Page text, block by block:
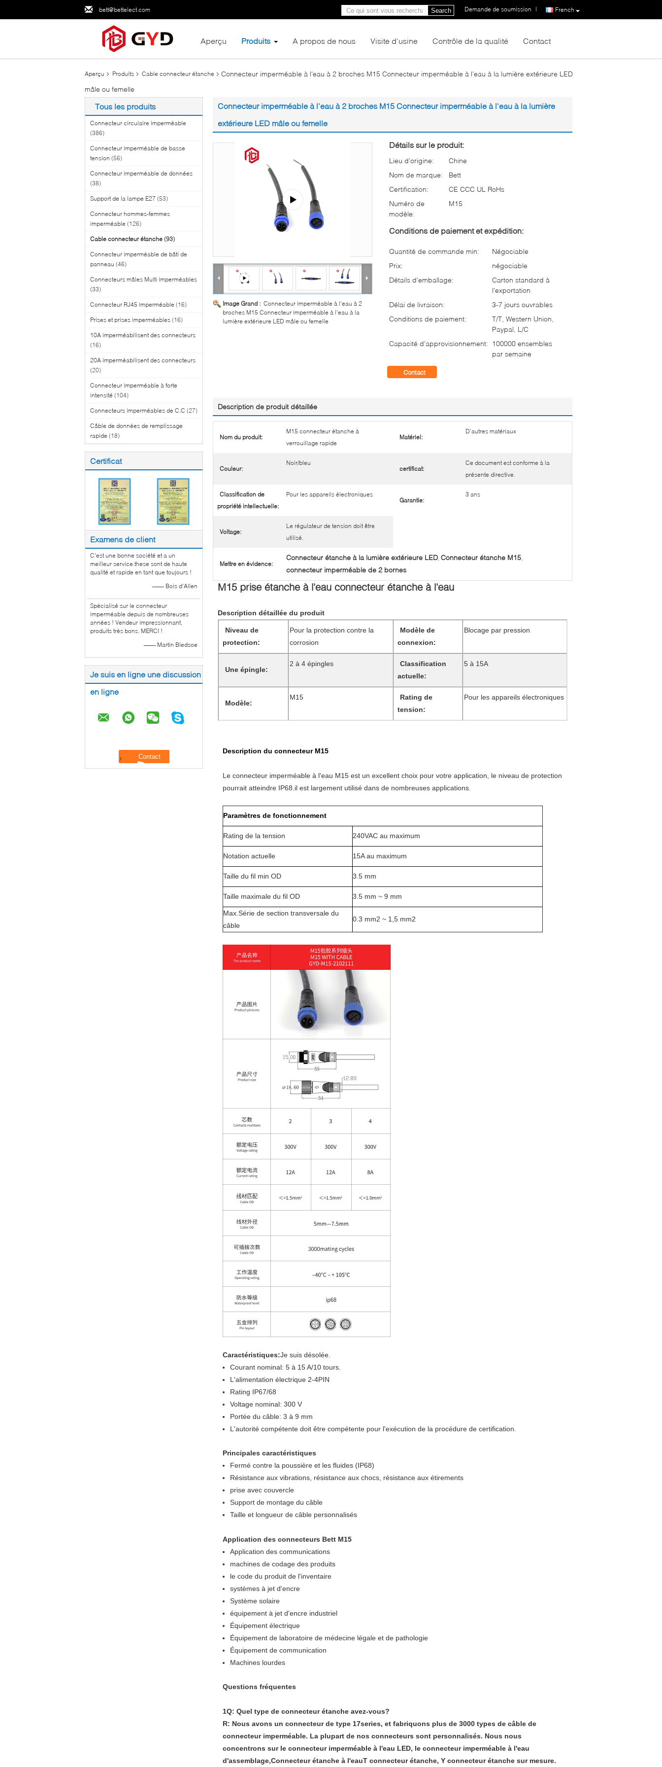
bett@bettelect.com French
Demande de soumission |
Search
Aperçu Produits A propos de nous Visite d'usine Contrôle de la qualité Contact
Aperçu Produits Cable connecteur étanche
Connecteur imperméable à l'eau à 2 broches M15 Connecteur imperméable à l'eau à la lumière extérieure LED
mâle ou femelle
Tous les produits
Connecteur circulaire imperméable
(386)
Connecteur imperméable de basse
tension (56)
Connecteur imperméable de données
(38)
Support de la lampe E27 (53)
Connecteur hommes-femmes
imperméable (126)
Cable connecteur étanche (93)
Connecteur imperméable de bâti de
panneau (46)
Connecteurs mâles Multi imperméables
(33)
Connecteur RJ45 imperméable (16)
Prises et prises imperméables (16)
10A imperméabilisent des connecteurs
(16)
20A imperméabilisent des connecteurs
(20)
Connecteur imperméable à forte
intensité (104)
Connecteurs imperméables de C.C (27)
Câble de données de remplissage
rapide (18)
Certificat
Examens de client
C'est une bonne société et a un
meilleur service.these sont de haute
qualité et rapide en tant que toujours !
—— Bois d'Allen
Spécialisé sur le connecteur
imperméable depuis de nombreuses
années ! Vendeur impressionnant,
produits très bons. MERCI !
—— Martin Bledsoe
Je suis en ligne une discussion
en ligne
Connecteur imperméable à l'eau à 2 broches M15 Connecteur imperméable à l'eau à la lumière
extérieure LED mâle ou femelle
Image Grand : Connecteur imperméable à l'eau à 2
broches M15 Connecteur imperméable à l'eau à la
lumière extérieure LED mâle ou femelle
Détails sur le produit:
Lieu d'origine:
Chine
Nom de marque:
Bett
Certification:
CE CCC UL RoHs
Numéro de
modèle:
M15
Conditions de paiement et expédition:
Quantité de commande min:
Négociable
Prix:
négociable
Détails d'emballage:
Carton standard à
l'exportation
Délai de livraison:
3-7 jours ouvrables
Conditions de paiement:
T/T, Western Union,
Paypal, L/C
Capacité d'approvisionnement: 100000 ensembles
par semaine
Contact
Description de produit détaillée
Nom du produit:
M15 connecteur étanche à
verrouillage rapide
Matériel:
D'autres matériaux
Couleur:
Noir/bleu
certificat:
Ce document est conforme à la
présente directive.
Classification de
propriété intellectuelle:
Pour les appareils électroniques
Garantie:
3 ans
Voltage:
Le régulateur de tension doit être
utilisé.
Mettre en évidence:
Connecteur étanche à la lumière extérieure LED Connecteur étanche M15
connecteur imperméable de 2 bornes
M15 prise étanche à l'eau connecteur étanche à l'eau
Description détaillée du produit
Niveau de
protection:
Pour la protection contre la
corrosion
Modèle de
connexion:
Blocage par pression
Une épingle:
2 à 4 épingles
Classification
actuelle:
5 à 15A
Modèle:
M15
Rating de
tension:
Pour les appareils électroniques
Description du connecteur M15
Le connecteur imperméable à l'eau M15 est un excellent choix pour votre application, le niveau de protection
pourrait atteindre IP68.il est largement utilisé dans de nombreuses applications.
Paramètres de fonctionnement
Rating de la tension 240VAC au maximum
Notation actuelle 15A au maximum
Taille du fil min OD 3.5 mm
Taille maximale du fil OD 3.5 mm ~ 9 mm
Max.Série de section transversale du
câble
0.3 mm2 ~ 1,5 mm2
Caractéristiques:Je suis désolée.
Courant nominal: 5 à 15 A/10 tours.
L'alimentation électrique 2-4PIN
Rating IP67/68
Voltage nominal: 300 V
Portée du câble: 3 à 9 mm
L'autorité compétente doit être compétente pour l'exécution de la procédure de certification.
Principales caractéristiques
Fermé contre la poussière et les fluides (IP68)
Résistance aux vibrations, résistance aux chocs, résistance aux étirements
prise avec couvercle
Support de montage du câble
Taille et longueur de câble personnalisés
Application des connecteurs Bett M15
Application des communications
machines de codage des produits
le code du produit de l'inventaire
systèmes à jet d'encre
Système solaire
équipement à jet d'encre industriel
Équipement électrique
Équipement de laboratoire de médecine légale et de pathologie
Équipement de communication
Machines lourdes
Questions fréquentes
1Q: Quel type de connecteur étanche avez-vous?
R: Nous avons un connecteur de type 17series, et fabriquons plus de 3000 types de câble de
connecteur imperméable. La plupart de nos connecteurs sont personnalisés. Nous nous
concentrons sur le connecteur imperméable à l'eau LED, le connecteur imperméable à l'eau
d'assemblage,Connecteur étanche à l'eauT connecteur étanche, Y connecteur étanche sur mesure.